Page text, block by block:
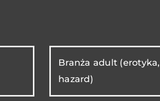
Branża adult (erotyka,
hazard)